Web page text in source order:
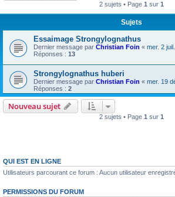
2 sujets • Page 1 sur 1
Sujets
Essaimage Strongylognathus
Dernier message par Christian Foin « mer. 2
Réponses : 13
Strongylognathus huberi
Dernier message par Christian Foin « mer. 19
Réponses : 2
Nouveau sujet
2 sujets • Page 1 sur 1
QUI EST EN LIGNE
Utilisateurs parcourant ce forum : Aucun utilisateur
PERMISSIONS DU FORUM